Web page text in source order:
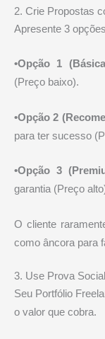
2. Crie Propostas
Apresente 3
•Opção 1
(Preço baixo).
•Opção 2
para ter sucesso
•Opção 3
garantia (Preço
O cliente
como âncora para
3. Use Prova
Seu Portfólio
o valor que cobra.